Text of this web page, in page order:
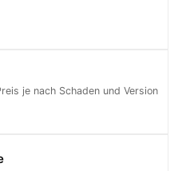
je nach Schaden und Version